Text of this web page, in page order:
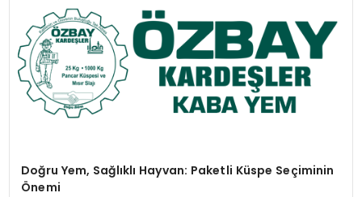
SIYASET
EĞITIM
Doğru Yem, Sağlıklı Hayvan: Paketli Küspe Seçiminin
Önemi